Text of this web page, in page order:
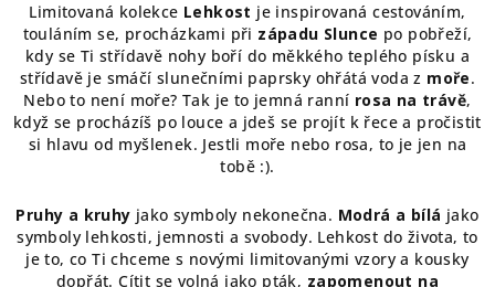
Limitovaná kolekce Lehkost je inspirovaná cestováním,
touláním se, procházkami při západu Slunce po pobřeží,
kdy se Ti střídavě nohy boří do měkkého teplého písku a
střídavě je smáčí slunečními paprsky ohřátá voda z moře.
Nebo to není moře? Tak je to jemná ranní rosa na trávě,
když se procházíš po louce a jdeš se projít k řece a pročistit
si hlavu od myšlenek. Jestli moře nebo rosa, to je jen na
tobě :).
Pruhy a kruhy jako symboly nekonečna. Modrá a bílá jako
symboly lehkosti, jemnosti a svobody. Lehkost do života, to
je to, co Ti chceme s novými limitovanými vzory a kousky
dopřát. Cítit se volná jako pták, zapomenout na